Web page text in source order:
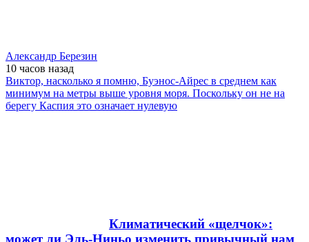
Александр Березин
10 часов назад
Виктор, насколько я помню, Буэнос-Айрес в среднем как
минимум на метры выше уровня моря. Поскольку он не на
берегу Каспия это означает нулевую
Климатический «щелчок»:
может ли Эль-Ниньо изменить привычный нам